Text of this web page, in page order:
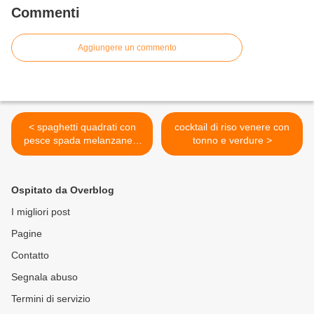
Commenti
Aggiungere un commento
< spaghetti quadrati con
pesce spada melanzane e
pomodorini
cocktail di riso venere con
tonno e verdure >
Ospitato da Overblog
I migliori post
Pagine
Contatto
Segnala abuso
Termini di servizio